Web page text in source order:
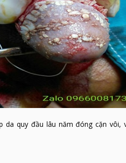
quy đầu lâu năm đóng cặn vôi,